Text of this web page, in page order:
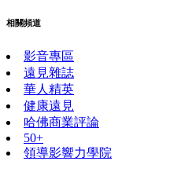
相關頻道
影音專區
遠見雜誌
華人精英
健康遠見
哈佛商業評論
50+
領導影響力學院